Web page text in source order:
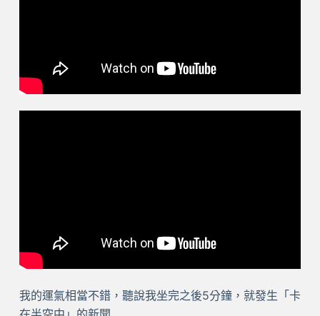
我的運氣相當不錯，聽說我坐完之後5分鐘，就發生「卡